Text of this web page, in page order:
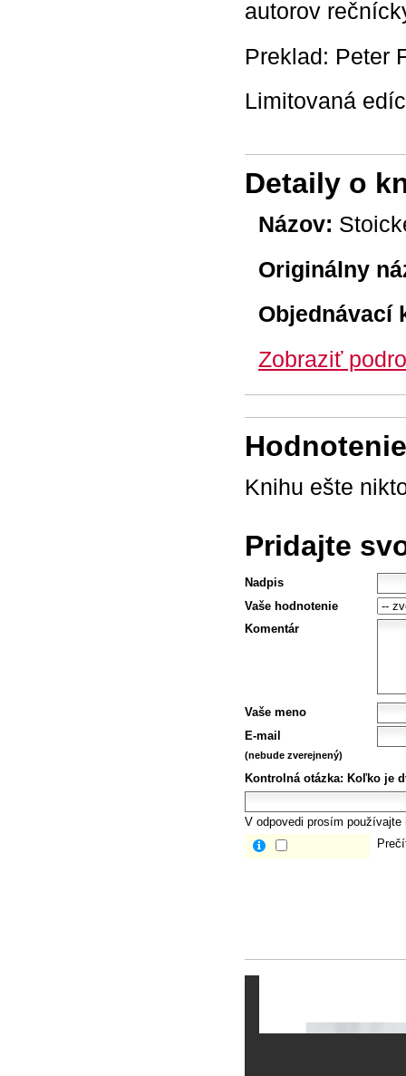
autorov
Preklad: Peter
Limitovaná
Detaily o
Názov:
Originálny
Objednávací
Zobraziť
Knihu ešte
Pridajte
Nadpis
Vaše hodnotenie
Komentár
Vaše meno
E-mail
(nebude zverejnený)
Kontrolná otázka: Koľko je
V odpovedi prosím